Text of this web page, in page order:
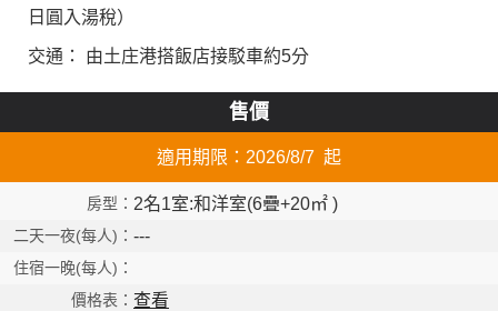
日圓入湯稅）
交通： 由土庄港搭飯店接駁車約5分
售價
適用期限：2026/8/7 起
2名1室:和洋室(6疊+20㎡ )
---
查看